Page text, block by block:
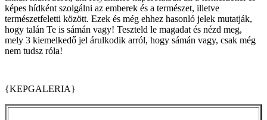
képes hídként szolgálni az emberek és a természet, illetve
természetfeletti között. Ezek és még ehhez hasonló jelek mutatják,
hogy talán Te is sámán vagy! Teszteld le magadat és nézd meg,
mely 3 kiemelkedő jel árulkodik arról, hogy sámán vagy, csak még
nem tudsz róla!
{KEPGALERIA}